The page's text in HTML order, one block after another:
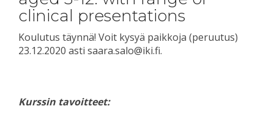
clinical presentations
Koulutus täynnä! Voit kysyä paikkoja (peruutus)
23.12.2020 asti saara.salo@iki.fi.
Kurssin tavoitteet: